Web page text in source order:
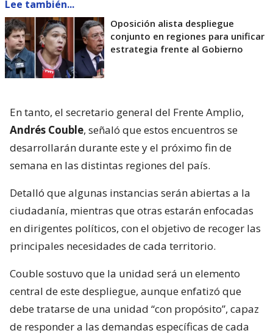
Lee también...
Oposición alista despliegue
conjunto en regiones para unificar
estrategia frente al Gobierno
En tanto, el secretario general del Frente Amplio,
Andrés Couble, señaló que estos encuentros se
desarrollarán durante este y el próximo fin de
semana en las distintas regiones del país.
Detalló que algunas instancias serán abiertas a la
ciudadanía, mientras que otras estarán enfocadas
en dirigentes políticos, con el objetivo de recoger las
principales necesidades de cada territorio.
Couble sostuvo que la unidad será un elemento
central de este despliegue, aunque enfatizó que
debe tratarse de una unidad “con propósito”, capaz
de responder a las demandas específicas de cada